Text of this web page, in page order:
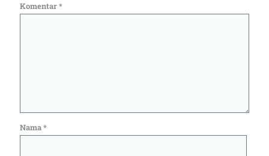
Komentar*
Nama*